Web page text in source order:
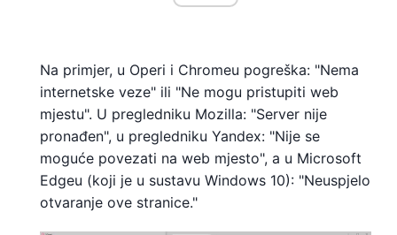
Na primjer, u Operi i Chromeu pogreška: "Nema
internetske veze" ili "Ne mogu pristupiti web
mjestu". U pregledniku Mozilla: "Server nije
pronađen", u pregledniku Yandex: "Nije se
moguće povezati na web mjesto", a u Microsoft
Edgeu (koji je u sustavu Windows 10): "Neuspjelo
otvaranje ove stranice."